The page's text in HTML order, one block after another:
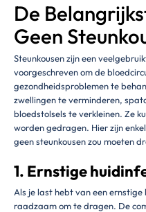
De
Geen
Steunkousen zijn een
voorgeschreven om de
gezondheidsproblemen te
zwellingen te verminderen,
bloedstolsels te verkleinen. Ze
worden gedragen. Hier zijn
geen steunkousen zou moeten
1. Ernstige
Als je last hebt van een
raadzaam om te dragen. De